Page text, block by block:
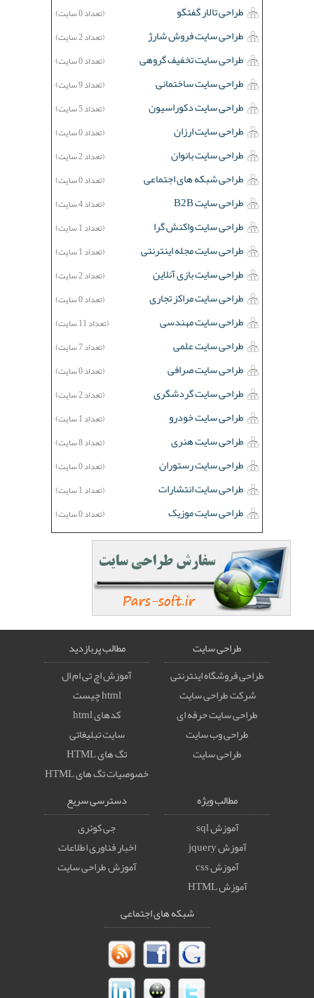
طراحی تالار گفتگو (تعداد 0 سایت)
طراحی سایت فروش شارژ (تعداد 2 سایت)
طراحی سایت تخفیف گروهی (تعداد 0 سایت)
طراحی سایت ساختمانی (تعداد 9 سایت)
طراحی سایت دکوراسیون (تعداد 5 سایت)
طراحی سایت ارزان (تعداد 0 سایت)
طراحی سایت بانوان (تعداد 2 سایت)
طراحی شبکه های اجتماعی (تعداد 0 سایت)
طراحی سایت B2B (تعداد 4 سایت)
طراحی سایت واکنش گرا (تعداد 1 سایت)
طراحی سایت مجله اینترنتی (تعداد 1 سایت)
طراحی سایت بازی آنلاین (تعداد 2 سایت)
طراحی سایت مراکز تجاری (تعداد 0 سایت)
طراحی سایت مهندسی (تعداد 11 سایت)
طراحی سایت علمی (تعداد 7 سایت)
طراحی سایت صرافی (تعداد 0 سایت)
طراحی سایت گردشگری (تعداد 2 سایت)
طراحی سایت خودرو (تعداد 1 سایت)
طراحی سایت هنری (تعداد 8 سایت)
طراحی سایت رستوران (تعداد 0 سایت)
طراحی سایت انتشارات (تعداد 1 سایت)
طراحی سایت موزیک (تعداد 0 سایت)
طراحی سایت
طراحی فروشگاه اینترنتی
شرکت طراحی سایت
طراحی سایت حرفه ای
طراحی وب سایت
طراحی سایت
مطالب پربازدید
آموزش اچ تی ام ال
html چیست
کدهای html
سایت تبلیغاتی
تگ های HTML
خصوصيات تگ های HTML
مطالب ویژه
آموزش sql
آموزش jquery
آموزش css
آموزش HTML
دسترسی سریع
جی کوئری
اخبار فناوری اطلاعات
آموزش طراحی سایت
شبکه های اجتماعی